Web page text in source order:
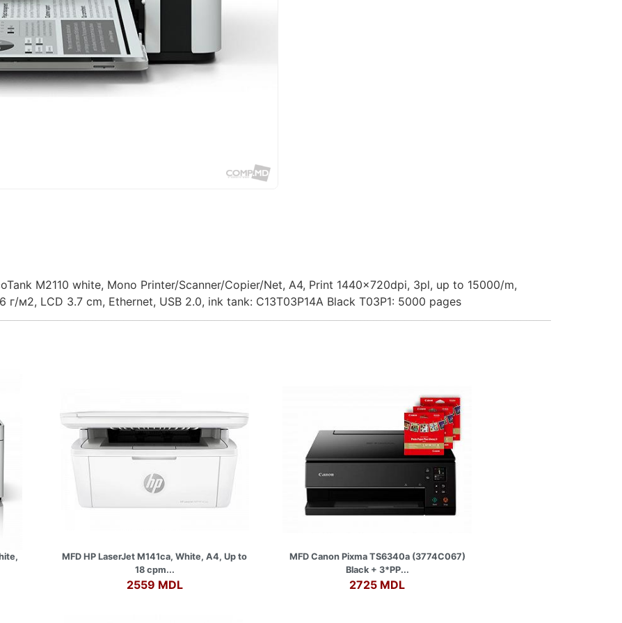
M2110 white, Mono Printer/Scanner/Copier/Net, A4, Print 1440x720dpi, 3pl, up to 15000/m,
м2, LCD 3.7 cm, Ethernet, USB 2.0, ink tank: C13T03P14A Black T03P1: 5000 pages
MFD HP LaserJet M141ca, White, A4, Up to
18 cpm...
2559 MDL
MFD Canon Pixma TS6340a (3774C067)
Black + 3*PP...
2725 MDL